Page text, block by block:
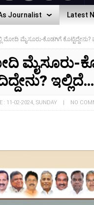
Journalist Latest
ಮೋದಿ ಮೈಸೂರು-ಕೊಡಗಿಗೆ
ಮೈಸೂರು-
: 11-02-2024, SUNDAY | NO